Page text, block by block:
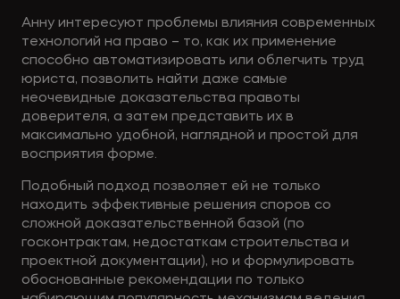
Анну интересуют проблемы влияния современных
технологий на право – то, как их применение
способно автоматизировать или облегчить труд
юриста, позволить найти даже самые
неочевидные доказательства правоты
доверителя, а затем представить их в
максимально удобной, наглядной и простой для
восприятия форме.
Подобный подход позволяет ей не только
находить эффективные решения споров со
сложной доказательственной базой (по
госконтрактам, недостаткам строительства и
проектной документации), но и формулировать
обоснованные рекомендации по только